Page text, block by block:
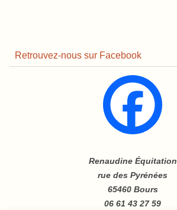
Retrouvez-nous sur Facebook
Renaudine Équitation
rue des Pyrénées
65460 Bours
06 61 43 27 59